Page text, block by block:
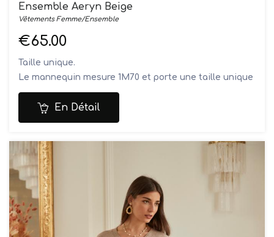
Ensemble Aeryn Beige
Vêtements Femme/Ensemble
€65.00
Taille unique.
Le mannequin mesure 1M70 et porte une taille unique
Composition: 55% viscose, 27% acrylique, 18% nylon
Lavage
En Détail